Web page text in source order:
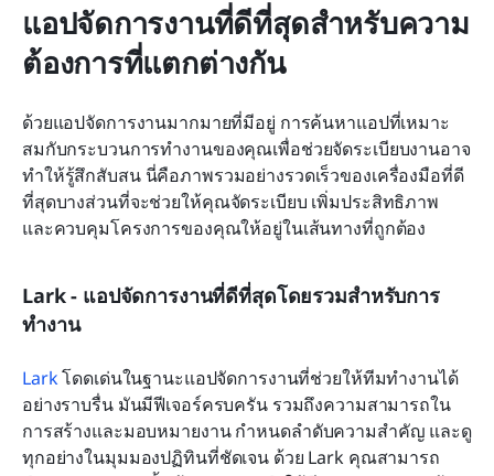
แอปจัดการงานที่ดีที่สุดสำหรับความ
ต้องการที่แตกต่างกัน
ด้วยแอปจัดการงานมากมายที่มีอยู่ การค้นหาแอปที่เหมาะ
สมกับกระบวนการทำงานของคุณเพื่อช่วยจัดระเบียบงานอาจ
ทำให้รู้สึกสับสน นี่คือภาพรวมอย่างรวดเร็วของเครื่องมือที่ดี
ที่สุดบางส่วนที่จะช่วยให้คุณจัดระเบียบ เพิ่มประสิทธิภาพ
และควบคุมโครงการของคุณให้อยู่ในเส้นทางที่ถูกต้อง
Lark - แอปจัดการงานที่ดีที่สุดโดยรวมสำหรับการ
ทำงาน
Lark โดดเด่นในฐานะแอปจัดการงานที่ช่วยให้ทีมทำงานได้
อย่างราบรื่น มันมีฟีเจอร์ครบครัน รวมถึงความสามารถใน
การสร้างและมอบหมายงาน กำหนดลำดับความสำคัญ และดู
ทุกอย่างในมุมมองปฏิทินที่ชัดเจน ด้วย Lark คุณสามารถ